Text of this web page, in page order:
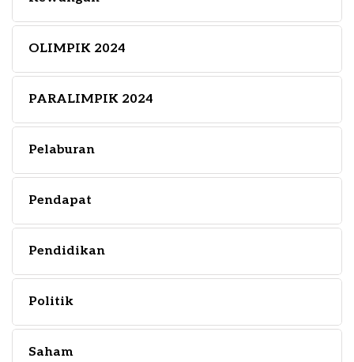
OLIMPIK 2024
PARALIMPIK 2024
Pelaburan
Pendapat
Pendidikan
Politik
Saham